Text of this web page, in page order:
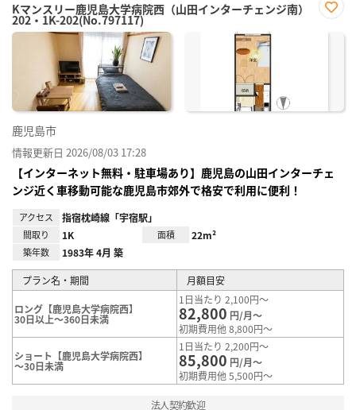
Kマンスリー鹿児島大学病院西（山田インターチェンジ南）
202・1K-202(No.797117)
に入
鹿児島市
情報更新日 2026/08/03 17:28
【インターネット無料・駐車場あり】鹿児島の山田インターチェ
ンジ近く車移動可能な鹿児島市郊外で格安で利用に便利！
アクセス 指宿枕崎線「宇宿駅」
間取り 1K 面積 22m²
築年数 1983年 4月 築
プラン名・期間 月額目安
ロング【鹿児島大学病院西】
30日以上～360日未満
1日当たり 2,100円～
82,800 円/月～
初期費用他 8,800円～
ショート【鹿児島大学病院西】
～30日未満
1日当たり 2,200円～
85,800 円/月～
初期費用他 5,500円～
法人契約歓迎